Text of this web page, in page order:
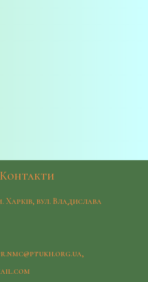
Контакти
Харків, вул. Владислава